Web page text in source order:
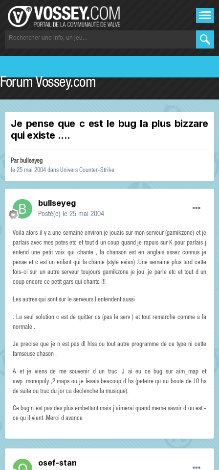
Forum Vossey.com
Je pense que c est le bug la plus bizzare
qui existe ....
Parbullseyeg
le 25 mai 2004 dans Univers Counter-Strike
bullseyeg
Posté(e) le 25 mai 2004
Voila alors il y a une semaine environ je jouais sur mon serveur (gamikzone) et je
parlais avec mes potes etc et tout d un coup quand je rapuis sur K pour parlais j
entend une petit voix qui chante , la chanson est en anglais assez connus je
pense et c est un enfant qui la chante (style evian) .Une semaine plus tard cette
fois-ci sur un autre serveur toujours gamikzone je jou ,je parle etc et tout d un
coup encore ce petit gars qui chante !!!
Les autres qui sont sur le serveurs l entendent aussi
. La seul solution c est de quitter cs (pas le serv ) et tout remarche comme a la
normale .
Je precise que je n est pas dl hlss ou tout autre programme de ce type ni cette
famseuse chason .
A et je viens de me souvenir d un truc .J ai eu ce bug sur aim_map et
awp_monopoly ,2 maps ou je fesais beacoup d hs (petetre qu au boute de 10 hs
de suite ou truc du jor ca declenche la musique).
Ce bug n est pas des plus embettant mais j aimerai quand meme savoir d ou est -
ce qu il vient .Merci d avance
osef-stan